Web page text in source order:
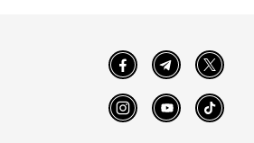
FacebookTelegram Twitter
InstagramYouTube TikTok